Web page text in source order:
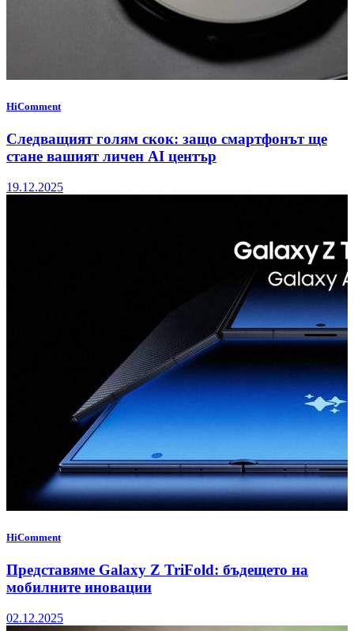
HiComment
Следващият голям скок: защо смартфонът ще
стане вашият личен AI център
19.12.2025
HiComment
Представяме Galaxy Z TriFold: бъдещето на
мобилните иновации
02.12.2025